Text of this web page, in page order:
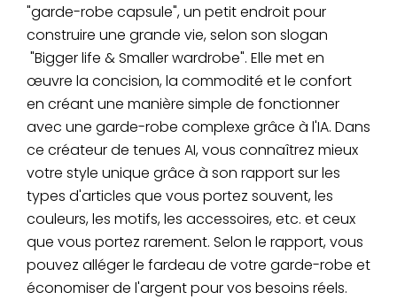
"garde-robe capsule", un petit endroit pour
construire une grande vie, selon son slogan
"Bigger life & Smaller wardrobe". Elle met en
œuvre la concision, la commodité et le confort
en créant une manière simple de fonctionner
avec une garde-robe complexe grâce à l'IA. Dans
ce créateur de tenues AI, vous connaîtrez mieux
votre style unique grâce à son rapport sur les
types d'articles que vous portez souvent, les
couleurs, les motifs, les accessoires, etc. et ceux
que vous portez rarement. Selon le rapport, vous
pouvez alléger le fardeau de votre garde-robe et
économiser de l'argent pour vos besoins réels.